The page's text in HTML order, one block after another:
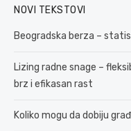
NOVI TEKSTOVI
Beogradska berza –
Lizing radne snage –
brz i efikasan rast
Koliko mogu da dobiju